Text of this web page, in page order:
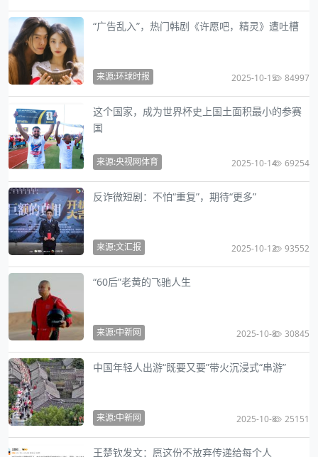
“广告乱入”，热门韩剧《许愿吧，精灵》遭吐槽
来源:环球时报 2025-10-15 84997
这个国家，成为世界杯史上国土面积最小的参赛
国
来源:央视网体育 2025-10-14 69254
反诈微短剧：不怕“重复”，期待“更多”
来源:文汇报 2025-10-12 93552
“60后”老黄的飞驰人生
来源:中新网 2025-10-8 30845
中国年轻人出游“既要又要”带火沉浸式“串游”
来源:中新网 2025-10-8 25151
王楚钦发文：愿这份不放弃传递给每个人